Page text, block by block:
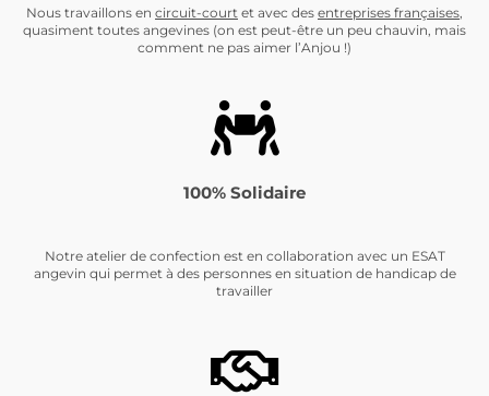
Nous travaillons en circuit-court et avec des entreprises françaises,
quasiment toutes angevines (on est peut-être un peu chauvin, mais
comment ne pas aimer l’Anjou !)
100% Solidaire
Notre atelier de confection est en collaboration avec un ESAT
angevin qui permet à des personnes en situation de handicap de
travailler